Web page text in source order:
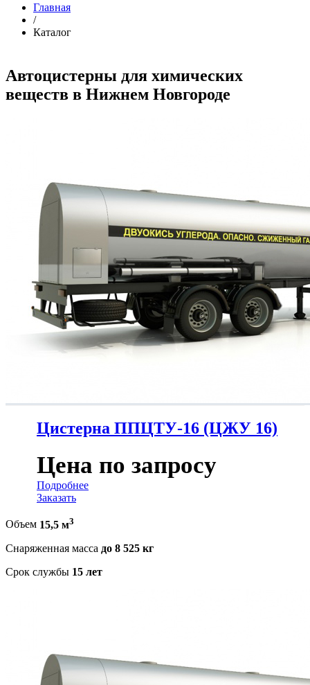
Главная
/
Каталог
Автоцистерны для химических
веществ в Нижнем Новгороде
Цистерна ППЦТУ-16 (ЦЖУ 16)
Цена по запросу
Подробнее
Заказать
Объем 15,5 м3
Снаряженная масса до 8 525 кг
Срок службы 15 лет